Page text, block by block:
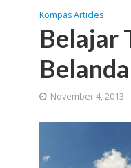
Kompas Articles
Belajar
Belanda
November 4, 2013